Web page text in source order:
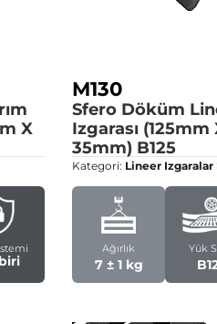
X
M130
Sfero Döküm
Izgarası
35mm) B125
Kategori: Lineer Izgaralar
Ağırlık
7 ± 1 kg
Yük